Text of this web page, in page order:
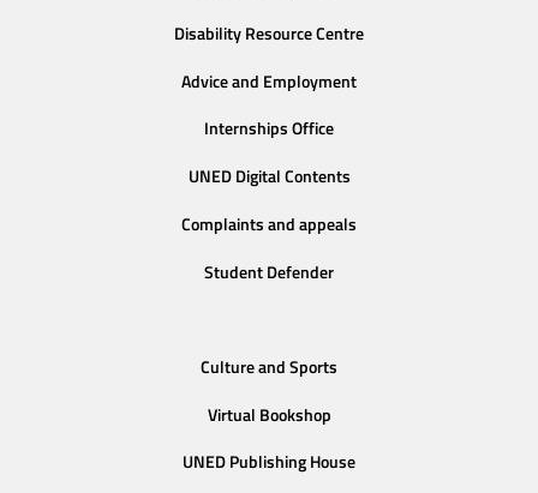
Disability Resource Centre
Advice and Employment
Internships Office
UNED Digital Contents
Complaints and appeals
Student Defender
Culture and Sports
Virtual Bookshop
UNED Publishing House